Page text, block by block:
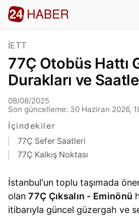
İETT
77Ç Otobüs Hattı
Durakları ve
08/08/2025
Son güncelleme: 30 Haziran 2026,
İçindekiler
77Ç Sefer Saatleri
77Ç Kalkış Noktası
İstanbul'un toplu taşımada
olan77Ç Çıksalın - Eminönü
itibarıyla güncel güzergah ve